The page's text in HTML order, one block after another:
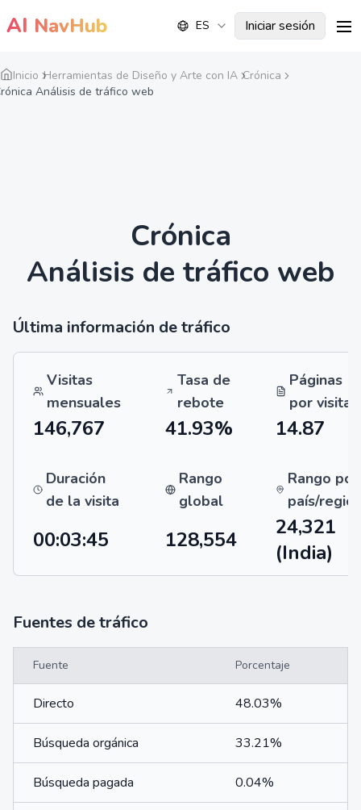
AI NavHub ES Iniciar sesión
Inicio Herramientas de Diseño y Arte con IA Crónica
Análisis de tráfico web
Crónica
Análisis de tráfico web
Última información de tráfico
Visitas
mensuales
Tasa de
rebote
Páginas
por visita
146,767 41.93% 14.87
Duración
de la visita
Rango
global
Rango por
país/
00:03:45 128,554
24,321
(India)
Fuentes de tráfico
Fuente Porcentaje
Directo 48.03%
Búsqueda orgánica 33.21%
Búsqueda pagada 0.04%